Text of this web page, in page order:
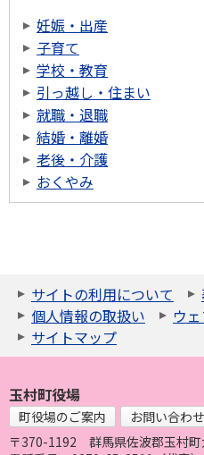
妊娠・出産
子育て
学校・教育
引っ越し・住まい
就職・退職
結婚・離婚
老後・介護
おくやみ
サイトの利用について
個人情報の取扱い
ウ
サイトマップ
玉村町役場
町役場のご案内
お問い合わせ
〒370-1192
群馬県佐波郡玉村